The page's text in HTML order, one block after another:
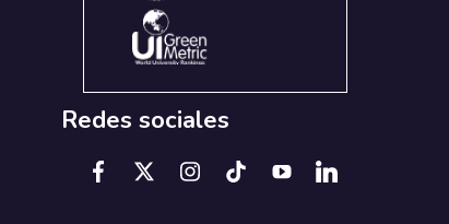
Redes sociales